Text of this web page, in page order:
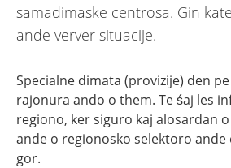
samadimaske centrosa. Gin
ande verver situacije.
Specialne dimata (provizije) den
rajonura ando o them. Te śaj les
regiono, ker siguro kaj alosardan
ande o regionosko selektoro
gor.